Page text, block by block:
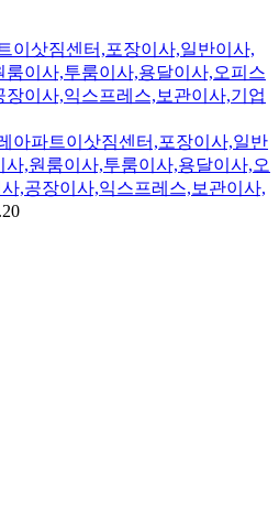
이삿짐센터,포장이사,일반이사,
룸이사,투룸이사,용달이사,오피스
이사,익스프레스,보관이사,기업
아파트이삿짐센터,포장이사,일반
,원룸이사,투룸이사,용달이사,오
,공장이사,익스프레스,보관이사,